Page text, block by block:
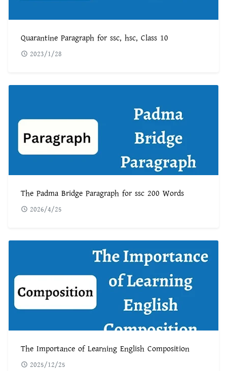
Quarantine Paragraph for ssc, hsc, Class 10
2023/1/28
The Padma Bridge Paragraph for ssc 200 Words
2026/4/25
The Importance of Learning English Composition
2025/12/25